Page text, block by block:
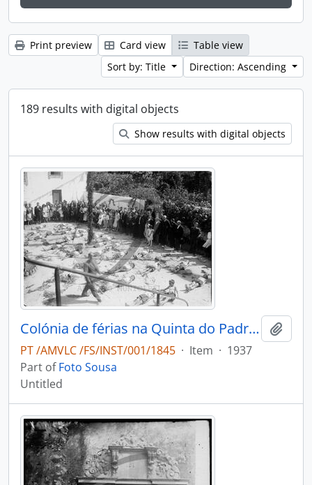
Print preview Card view
Table view
Sort by: Title
Direction: Ascending
189 results with digital objects
Show results with digital objects
Colónia de férias na Quinta do Padre Joaquim Batista de Aguiar
PT /AMVLC /FS/INST/001/1845 · Item · 1937
Part ofFoto Sousa
Untitled